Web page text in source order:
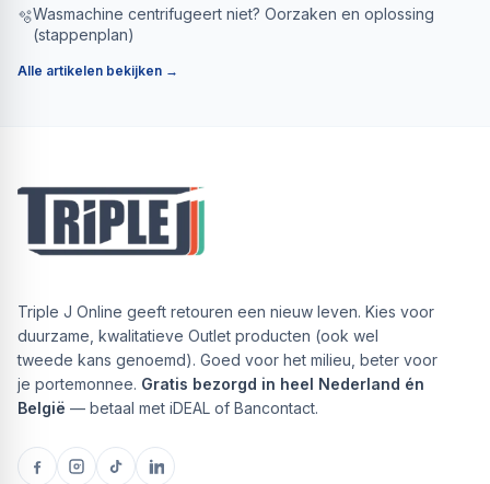
🫧Wasmachine centrifugeert niet? Oorzaken en oplossing
(stappenplan)
Alle artikelen bekijken →
Triple J Online geeft retouren een nieuw leven. Kies voor
duurzame, kwalitatieve Outlet producten (ook wel
tweede kans genoemd). Goed voor het milieu, beter voor
je portemonnee. Gratis bezorgd in heel Nederland én
België — betaal met iDEAL of Bancontact.